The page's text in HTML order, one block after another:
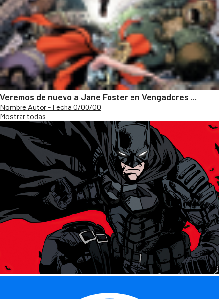
Veremos de nuevo a Jane Foster en Vengadores ...
Nombre Autor - Fecha 0/00/00
Mostrar todas